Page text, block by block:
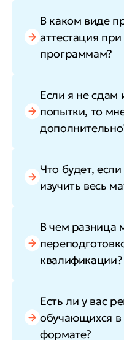
В каком виде
аттестация
программам?
Если я не сдам
попытки, то
Что будет,
изучить весь
В чем разница
квалификации?
Есть ли у вас
обучающихся
формате?